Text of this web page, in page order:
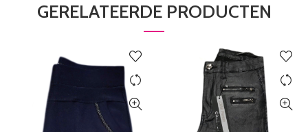
GERELATEERDE PRODUCTEN